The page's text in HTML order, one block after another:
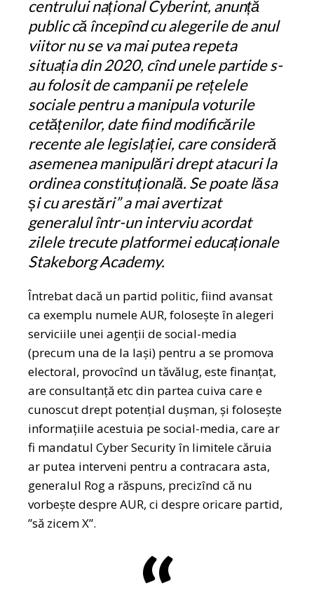
centrului național Cyberint, anunță
public că începînd cu alegerile de anul
viitor nu se va mai putea repeta
situația din 2020, cînd unele partide s-
au folosit de campanii pe rețelele
sociale pentru a manipula voturile
cetățenilor, date fiind modificările
recente ale legislației, care consideră
asemenea manipulări drept atacuri la
ordinea constituțională. Se poate lăsa
și cu arestări” a mai avertizat
generalul într-un interviu acordat
zilele trecute platformei educaționale
Stakeborg Academy.
Întrebat dacă un partid politic, fiind avansat
ca exemplu numele AUR, folosește în alegeri
serviciile unei agenții de social-media
(precum una de la Iași) pentru a se promova
electoral, provocînd un tăvălug, este finanțat,
are consultanță etc din partea cuiva care e
cunoscut drept potențial dușman, și folosește
informațiile acestuia pe social-media, care ar
fi mandatul Cyber Security în limitele căruia
ar putea interveni pentru a contracara asta,
generalul Rog a răspuns, precizînd că nu
vorbește despre AUR, ci despre oricare partid,
”să zicem X”.